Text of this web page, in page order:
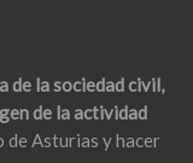
de la sociedad civil,
de la actividad
de Asturias y hacer